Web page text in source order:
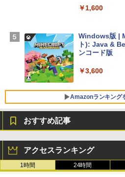
SSD インテル
￥129,800
Core i5/16GB/
￥1,600
Windows版 |
ト): Java &
ンコード版
￥3,600
Amazonランキング
￥1,766
ンチディスプ
週間持続バッ
ク
おすすめ記事
アクセスランキング
1時間 24時間